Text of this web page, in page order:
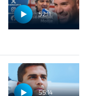
52:11
55:14